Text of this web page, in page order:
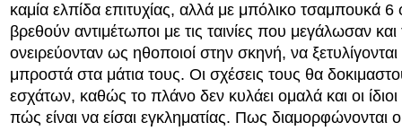
καμία ελπίδα επιτυχίας, αλλά με μπόλικο τσαμπουκά 6
βρεθούν αντιμέτωποι με τις ταινίες που μεγάλωσαν
ονειρεύονταν ως ηθοποιοί στην σκηνή, να
μπροστά στα μάτια τους. Οι σχέσεις τους θα
εσχάτων, καθώς το πλάνο δεν κυλάει ομαλά και οι ίδιοι
πώς είναι να είσαι εγκληματίας. Πως διαμορφώνονται